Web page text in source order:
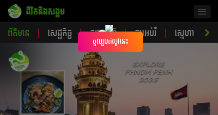
ជីវិតនិងសង្គម
ព័ត៌មាន សេដ្ឋកិច្ច ចរាចរណ៍ ការអប់រំ ស្នេហា
×
ចូលរួមឥលូវនេះ